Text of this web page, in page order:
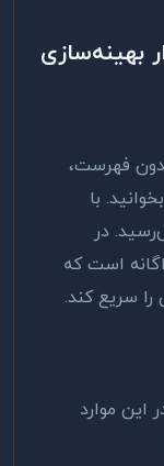
بهینه‌سازی
فهرست،
با
در
است که
موارد